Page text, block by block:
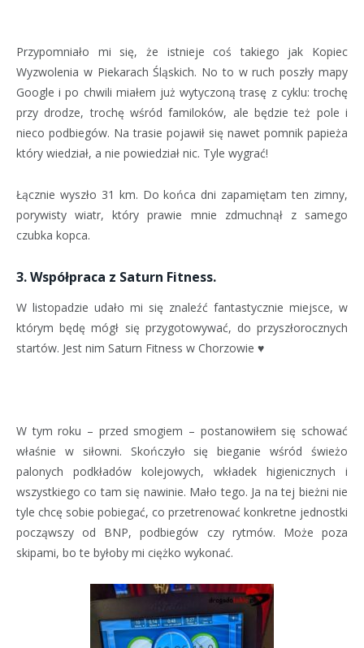
Przypomniało mi się, że istnieje coś takiego jak Kopiec
Wyzwolenia w Piekarach Śląskich. No to w ruch poszły mapy
Google i po chwili miałem już wytyczoną trasę z cyklu: trochę
przy drodze, trochę wśród familoków, ale będzie też pole i
nieco podbiegów. Na trasie pojawił się nawet pomnik papieża
który wiedział, a nie powiedział nic. Tyle wygrać!
Łącznie wyszło 31 km. Do końca dni zapamiętam ten zimny,
porywisty wiatr, który prawie mnie zdmuchnął z samego
czubka kopca.
3. Współpraca z Saturn Fitness.
W listopadzie udało mi się znaleźć fantastycznie miejsce, w
którym będę mógł się przygotowywać, do przyszłorocznych
startów. Jest nim Saturn Fitness w Chorzowie ♥
W tym roku – przed smogiem – postanowiłem się schować
właśnie w siłowni. Skończyło się bieganie wśród świeżo
palonych podkładów kolejowych, wkładek higienicznych i
wszystkiego co tam się nawinie. Mało tego. Ja na tej bieżni nie
tyle chcę sobie pobiegać, co przetrenować konkretne jednostki
począwszy od BNP, podbiegów czy rytmów. Może poza
skipami, bo te byłoby mi ciężko wykonać.